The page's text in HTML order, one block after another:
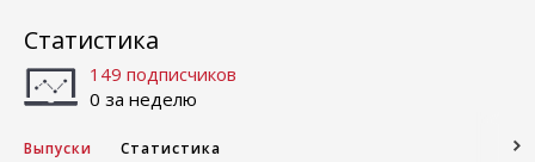
Статистика
149 подписчиков
0 за неделю
Выпуски Статистика